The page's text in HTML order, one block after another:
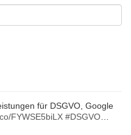
für DSGVO, Google
FYWSE5biLX #DSGVO